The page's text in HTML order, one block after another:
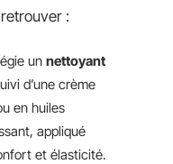
:
un nettoyant
d’une crème
en huiles
appliqué
et élasticité.